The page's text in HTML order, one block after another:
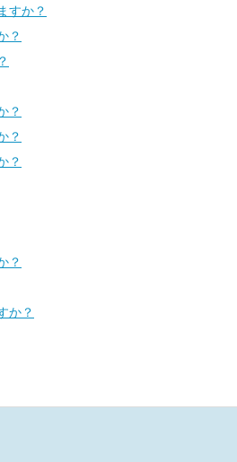
すか？
？
？
？
？
？
か？